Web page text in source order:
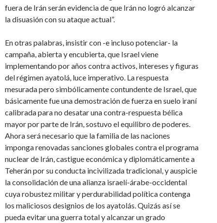
fuera de Irán serán evidencia de que Irán no logró alcanzar
la disuasión con su ataque actual”.
En otras palabras, insistir con -e incluso potenciar- la
campaña, abierta y encubierta, que Israel viene
implementando por años contra activos, intereses y figuras
del régimen ayatolá, luce imperativo. La respuesta
mesurada pero simbólicamente contundente de Israel, que
básicamente fue una demostración de fuerza en suelo iraní
calibrada para no desatar una contra-respuesta bélica
mayor por parte de Irán, sostuvo el equilibro de poderes.
Ahora será necesario que la familia de las naciones
imponga renovadas sanciones globales contra el programa
nuclear de Irán, castigue económica y diplomáticamente a
Teherán por su conducta incivilizada tradicional, y auspicie
la consolidación de una alianza israelí-árabe-occidental
cuya robustez militar y perdurabilidad política contenga
los maliciosos designios de los ayatolás. Quizás así se
pueda evitar una guerra total y alcanzar un grado